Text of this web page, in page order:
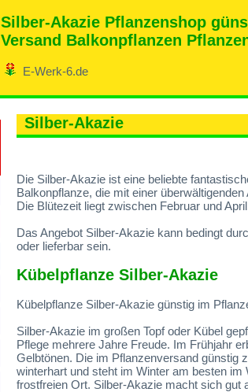
Silber-Akazie Pflanzenshop
Versand Balkonpflanzen
E-Werk-6.de
Silber-Akazie
Die Silber-Akazie ist eine beliebte
Balkonpflanze, die mit einer
Die Blütezeit liegt zwischen Februar und
Das Angebot Silber-Akazie kann bedingt
oder lieferbar sein.
Kübelpflanze Silber-Akazie
Kübelpflanze Silber-Akazie günstig im
Silber-Akazie im großen Topf oder Kübel
Pflege mehrere Jahre Freude. Im Frühjahr
Gelbtönen. Die im Pflanzenversand günstig
winterhart und steht im Winter am besten im
frostfreien Ort. Silber-Akazie macht sich gut